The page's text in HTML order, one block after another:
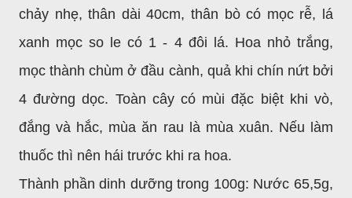
chảy nhẹ, thân dài 40cm, thân bò có mọc rễ, lá
xanh mọc so le có 1 - 4 đôi lá. Hoa nhỏ trắng,
mọc thành chùm ở đầu cành, quả khi chín nứt bởi
4 đường dọc. Toàn cây có mùi đặc biệt khi vò,
đắng và hắc, mùa ăn rau là mùa xuân. Nếu làm
thuốc thì nên hái trước khi ra hoa.
Thành phần dinh dưỡng trong 100g: Nước 65,5g,